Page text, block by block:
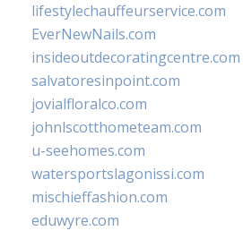
lifestylechauffeurservice.com
EverNewNails.com
insideoutdecoratingcentre.com
salvatoresinpoint.com
jovialfloralco.com
johnlscotthometeam.com
u-seehomes.com
watersportslagonissi.com
mischieffashion.com
eduwyre.com